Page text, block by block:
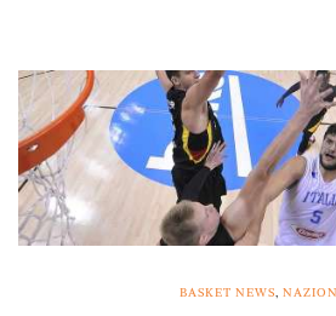
BASKET NEWS,